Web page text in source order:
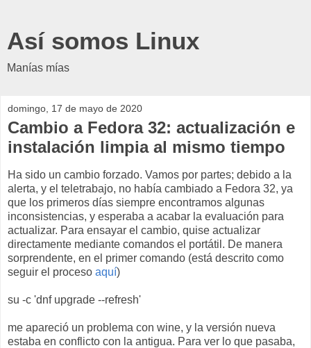
Así somos Linux
Manías mías
domingo, 17 de mayo de 2020
Cambio a Fedora 32: actualización e
instalación limpia al mismo tiempo
Ha sido un cambio forzado. Vamos por partes; debido a la
alerta, y el teletrabajo, no había cambiado a Fedora 32, ya
que los primeros días siempre encontramos algunas
inconsistencias, y esperaba a acabar la evaluación para
actualizar. Para ensayar el cambio, quise actualizar
directamente mediante comandos el portátil. De manera
sorprendente, en el primer comando (está descrito como
seguir el proceso aquí)
su -c 'dnf upgrade --refresh'
me apareció un problema con wine, y la versión nueva
estaba en conflicto con la antigua. Para ver lo que pasaba,